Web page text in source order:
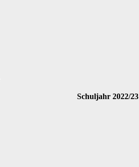
Schuljahr 2022/23